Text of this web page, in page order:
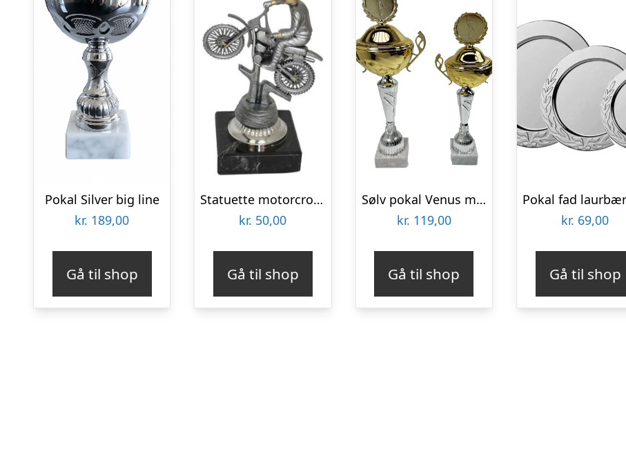
Pokal Silver big line
kr. 189,00
Gå til shop
Statuette motorcross Bronze 12 cm
kr. 50,00
Gå til shop
Sølv pokal Venus m. låg
kr. 119,00
Gå til shop
kr. 69,00
Gå til shop